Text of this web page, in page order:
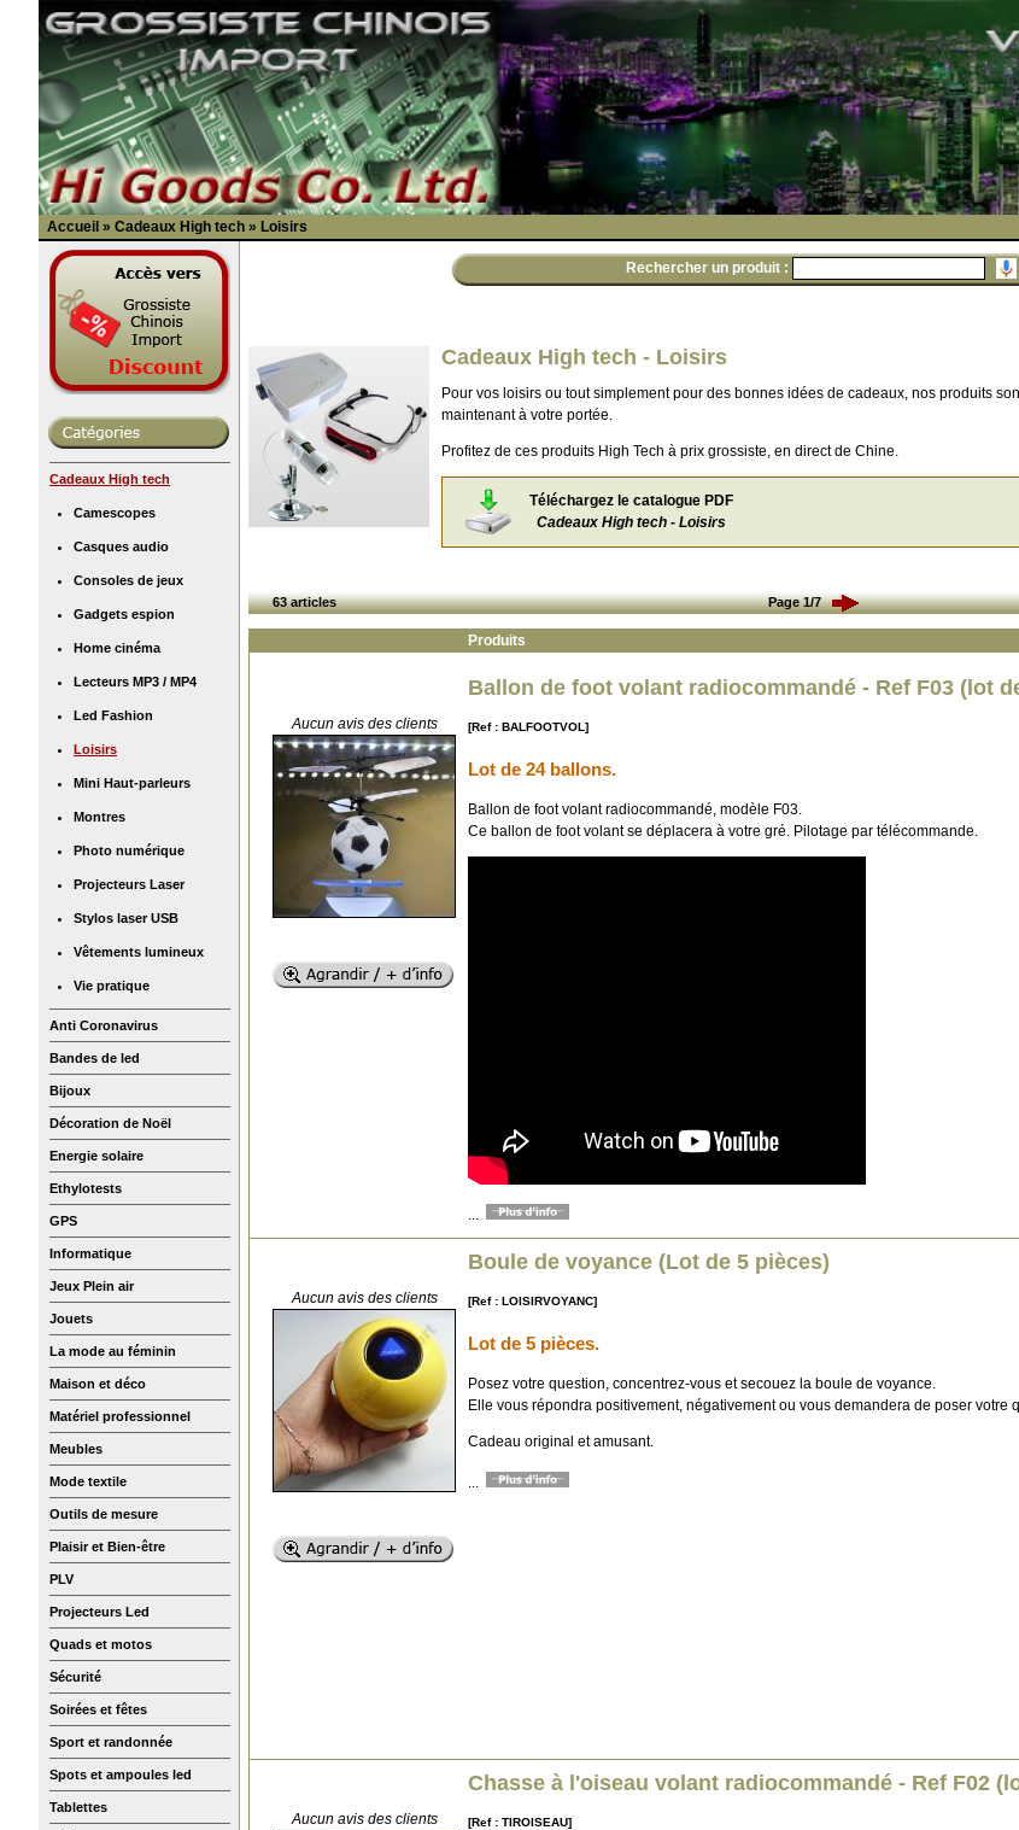
Accueil » Cadeaux High tech » Loisirs
Cadeaux High tech
Camescopes
Casques audio
Consoles de jeux
Gadgets espion
Home cinéma
Lecteurs MP3 / MP4
Led Fashion
Loisirs
Mini Haut-parleurs
Montres
Photo numérique
Projecteurs Laser
Stylos laser USB
Vêtements lumineux
Vie pratique
Anti Coronavirus
Bandes de led
Bijoux
Décoration de Noël
Energie solaire
Ethylotests
GPS
Informatique
Jeux Plein air
Jouets
La mode au féminin
Maison et déco
Matériel professionnel
Meubles
Mode textile
Outils de mesure
Plaisir et Bien-être
PLV
Projecteurs Led
Quads et motos
Sécurité
Soirées et fêtes
Sport et randonnée
Spots et ampoules led
Tablettes
Rechercher un produit :
Cadeaux High tech - Loisirs
Pour vos loisirs ou tout simplement pour des bonnes idées de cadeaux, nos produits
maintenant à votre portée.
Profitez de ces produits High Tech à prix grossiste, en direct de Chine.
Téléchargez le catalogue PDF
Cadeaux High tech - Loisirs
63 articles Page 1/7
Produits
Aucun avis des clients
Ballon de foot volant radiocommandé - Ref F03 (lot
[Ref : BALFOOTVOL]
Lot de 24 ballons.
Ballon de foot volant radiocommandé, modèle F03.
Ce ballon de foot volant se déplacera à votre gré. Pilotage par télécommande.
Aucun avis des clients
Boule de voyance (Lot de 5 pièces)
[Ref : LOISIRVOYANC]
Lot de 5 pièces.
Posez votre question, concentrez-vous et secouez la boule de voyance.
Elle vous répondra positivement, négativement ou vous demandera de poser votre
Cadeau original et amusant.
Aucun avis des clients
Chasse à l'oiseau volant radiocommandé - Ref F02
[Ref : TIROISEAU]